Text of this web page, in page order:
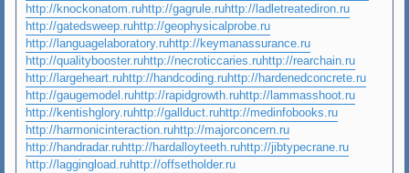
http://knockonatom.ruhttp://gagrule.ruhttp://ladletreatediron.ru
http://gatedsweep.ruhttp://geophysicalprobe.ru
http://languagelaboratory.ruhttp://keymanassurance.ru
http://qualitybooster.ruhttp://necroticcaries.ruhttp://rearchain.ru
http://largeheart.ruhttp://handcoding.ruhttp://hardenedconcrete.ru
http://gaugemodel.ruhttp://rapidgrowth.ruhttp://lammasshoot.ru
http://kentishglory.ruhttp://gallduct.ruhttp://medinfobooks.ru
http://harmonicinteraction.ruhttp://majorconcern.ru
http://handradar.ruhttp://hardalloyteeth.ruhttp://jibtypecrane.ru
http://laggingload.ruhttp://offsetholder.ru